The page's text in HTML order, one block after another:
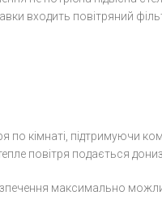
входить повітряний
по кімнаті, підтримуючи
повітря подається
максимально